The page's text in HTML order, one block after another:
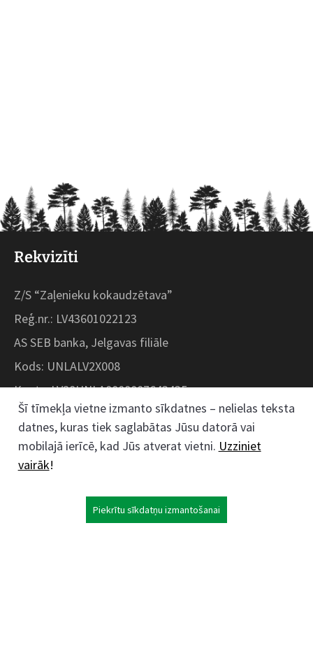
Rekvizīti
Z/S “Zaļenieku kokaudzētava”
Reģ.nr.: LV43601022123
AS SEB banka, Jelgavas filiāle
Kods: UNLALV2X008
Konts: LV28UNLA0008007643435
Kokaudzētavas iela 1, Zaļenieki, Zaļenieku
pagasts, Jelgavas novads, LV- 3011, Latvija
Šī tīmekļa vietne izmanto sīkdatnes – nelielas teksta
datnes, kuras tiek saglabātas Jūsu datorā vai
mobilajā ierīcē, kad Jūs atverat vietni. Uzziniet
vairāk!
Piekrītu sīkdatņu izmantošanai